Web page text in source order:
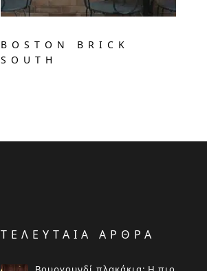
BOSTON BRICK
SOUTH
ΤΕΛΕΥΤΑΙΑ ΑΡΘΡΑ